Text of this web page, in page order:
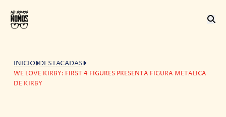
INICIO DESTACADAS
WE LOVE KIRBY: FIRST 4 FIGURES PRESENTA FIGURA METALICA
DE KIRBY